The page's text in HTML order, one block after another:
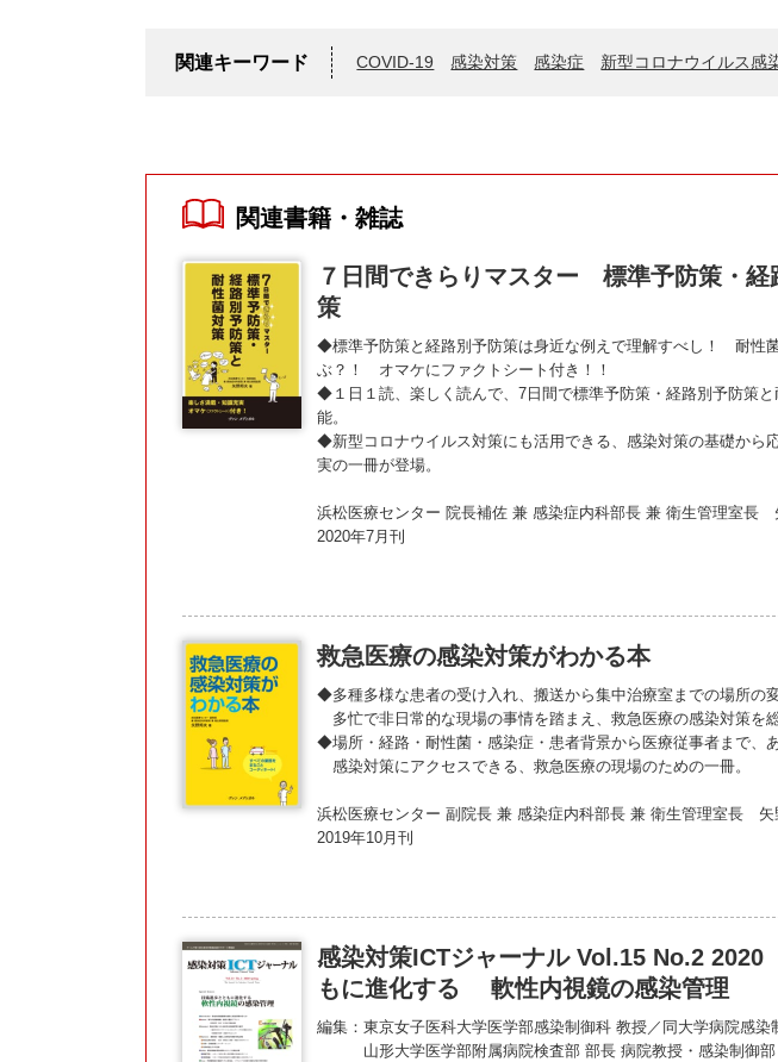
関連キーワード COVID-19 感染対策 感染症 新型コロナウイルス感
関連書籍・雑誌
７日間できらりマスター 標準予防策・経
策
◆標準予防策と経路別予防策は身近な例えで理解すべし！ 耐性
ぶ？！ オマケにファクトシート付き！！
◆１日１読、楽しく読んで、7日間で標準予防策・経路別予防策
能。
◆新型コロナウイルス対策にも活用できる、感染対策の基礎から
実の一冊が登場。
浜松医療センター 院長補佐 兼 感染症内科部長 兼 衛生管理室長
2020年7月刊
救急医療の感染対策がわかる本
◆多種多様な患者の受け入れ、搬送から集中治療室までの場所の
多忙で非日常的な現場の事情を踏まえ、救急医療の感染対策を総
◆場所・経路・耐性菌・感染症・患者背景から医療従事者まで、
感染対策にアクセスできる、救急医療の現場のための一冊。
浜松医療センター 副院長 兼 感染症内科部長 兼 衛生管理室長 矢
2019年10月刊
感染対策ICTジャーナル Vol.15 No.2
もに進化する 軟性内視鏡の感染管理
編集：東京女子医科大学医学部感染制御科 教授／同大学病院感
山形大学医学部附属病院検査部 部長 病院教授・感染制御部